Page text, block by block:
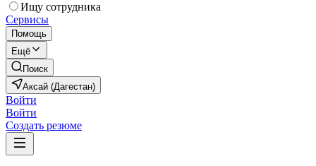
Ищу сотрудника
Сервисы
Помощь
Ещё
Поиск
Аксай (Дагестан)
Войти
Войти
Создать резюме